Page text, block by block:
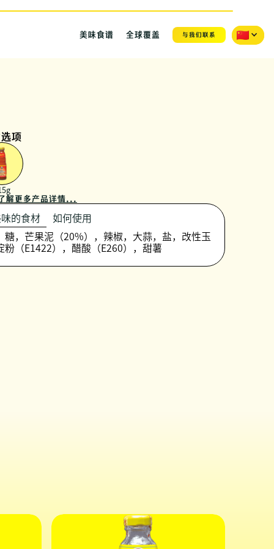
美味食谱 全球覆盖 与我们联系
项
解更多产品详情...
的食材
如何使用
糖，芒果泥（20%），辣椒，大蒜，盐，改性玉
粉（E1422），醋酸（E260），甜薯